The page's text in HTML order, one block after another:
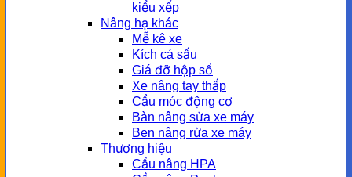
kiểu xếp
Nâng hạ khác
Mễ kê xe
Kích cá sấu
Giá đỡ hộp số
Xe nâng tay thấp
Cẩu móc động cơ
Bàn nâng sửa xe máy
Ben nâng rửa xe máy
Thương hiệu
Cầu nâng HPA